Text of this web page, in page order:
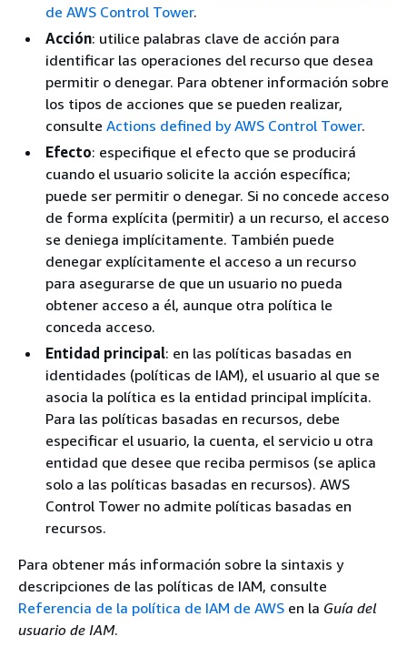
de AWS Control Tower.
Acción: utilice palabras clave de acción para
identificar las operaciones del recurso que desea
permitir o denegar. Para obtener información sobre
los tipos de acciones que se pueden realizar,
consulte Actions defined by AWS Control Tower.
Efecto: especifique el efecto que se producirá
cuando el usuario solicite la acción específica;
puede ser permitir o denegar. Si no concede acceso
de forma explícita (permitir) a un recurso, el acceso
se deniega implícitamente. También puede
denegar explícitamente el acceso a un recurso
para asegurarse de que un usuario no pueda
obtener acceso a él, aunque otra política le
conceda acceso.
Entidad principal: en las políticas basadas en
identidades (políticas de IAM), el usuario al que se
asocia la política es la entidad principal implícita.
Para las políticas basadas en recursos, debe
especificar el usuario, la cuenta, el servicio u otra
entidad que desee que reciba permisos (se aplica
solo a las políticas basadas en recursos). AWS
Control Tower no admite políticas basadas en
recursos.
Para obtener más información sobre la sintaxis y
descripciones de las políticas de IAM, consulte
Referencia de la política de IAM de AWS en la Guía del
usuario de IAM.